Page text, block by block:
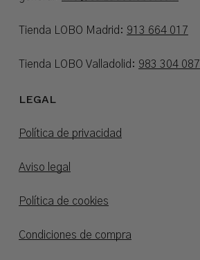
Tienda LOBO Madrid: 913 664 017
Tienda LOBO Valladolid: 983 304 087
LEGAL
Política de privacidad
Aviso legal
Política de cookies
Condiciones de compra